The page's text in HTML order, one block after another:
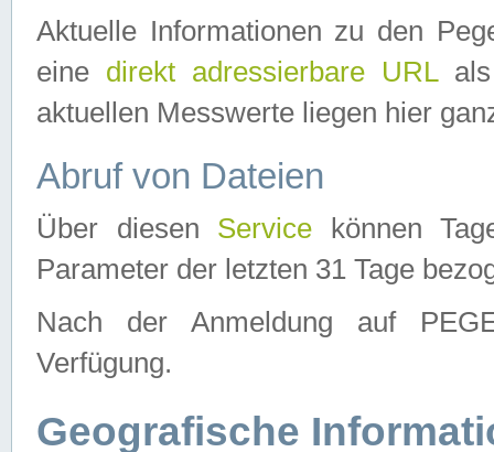
Aktuelle Informationen zu den
eine direkt adressierbare URLals
aktuellen Messwerte liegen hier
Abruf von Dateien
Über diesen Service können
Parameter der letzten 31 Tage
Nach der Anmeldung auf
Verfügung.
Geografische